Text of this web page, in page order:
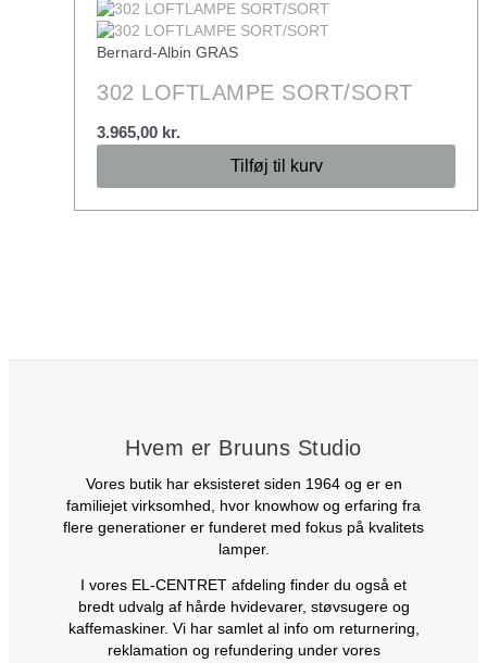
Bernard-Albin GRAS
302 LOFTLAMPE SORT/SORT
3.965,00 kr.
Tilføj til kurv
Hvem er Bruuns Studio
Vores butik har eksisteret siden 1964 og er en
familiejet virksomhed, hvor knowhow og erfaring fra
flere generationer er funderet med fokus på kvalitets
lamper.
I vores EL-CENTRET afdeling finder du også et
bredt udvalg af hårde hvidevarer, støvsugere og
kaffemaskiner. Vi har samlet al info om returnering,
reklamation og refundering under vores